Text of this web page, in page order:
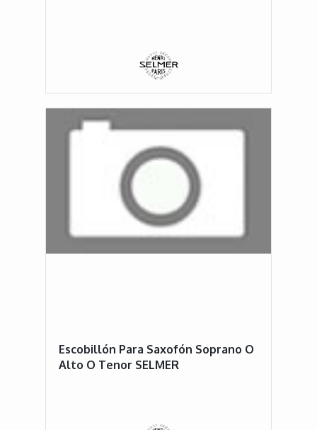
Escobillón Para Saxofón Soprano O
Alto O Tenor SELMER